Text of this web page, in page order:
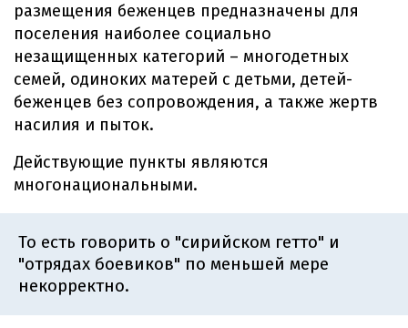
размещения беженцев предназначены для
поселения наиболее социально
незащищенных категорий – многодетных
семей, одиноких матерей с детьми, детей-
беженцев без сопровождения, а также жертв
насилия и пыток.
Действующие пункты являются
многонациональными.
То есть говорить о "сирийском гетто" и
"отрядах боевиков" по меньшей мере
некорректно.